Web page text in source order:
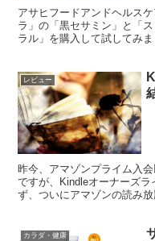
アサヒフードアンドヘルス
ラ」の「黒セサミン」と「
ラル」を購入して試してみま
レビュー
昨今、アマゾンプライム入
ですが、Kindleオーナーズ
ず、ついにアマゾンの読み
カラダ・健康